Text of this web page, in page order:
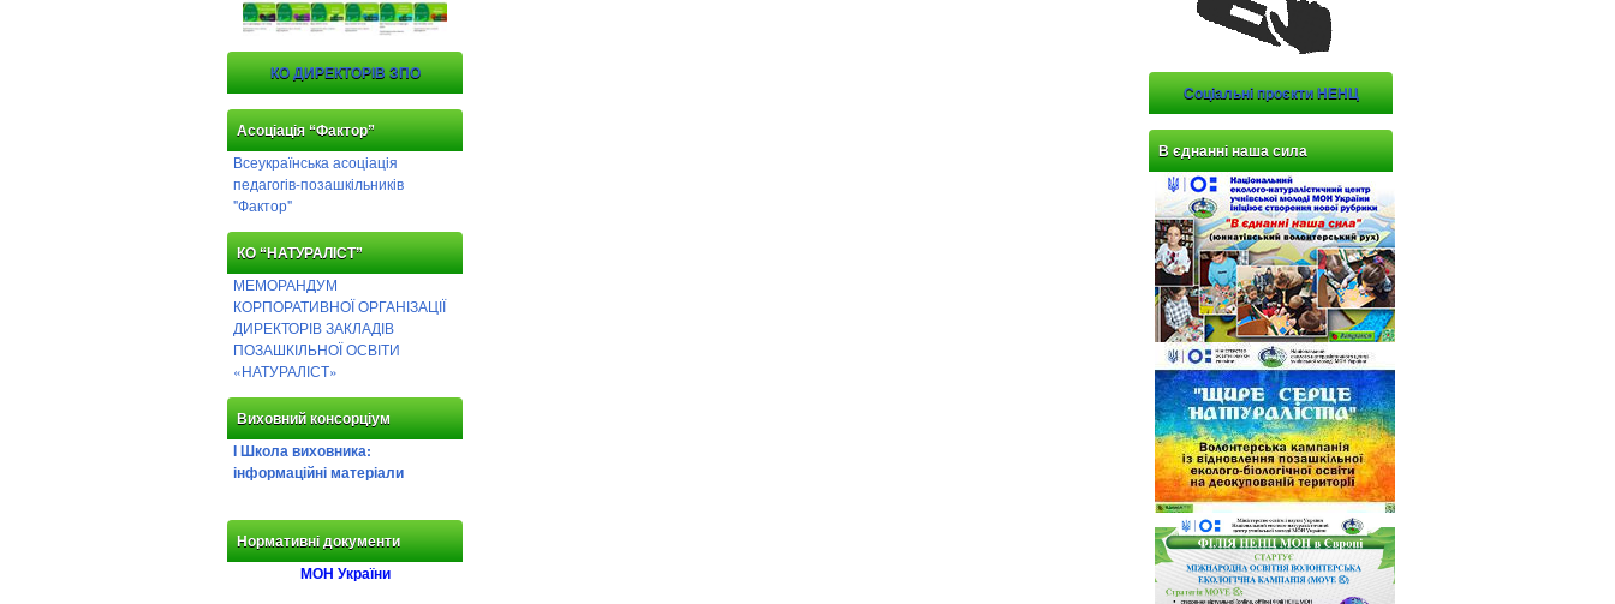
КО ДИРЕКТОРІВ ЗПО
Асоціація “Фактор”
Всеукраїнська асоціація
педагогів-позашкільників
"Фактор"
КО “НАТУРАЛІСТ”
МЕМОРАНДУМ
КОРПОРАТИВНОЇ ОРГАНІЗАЦІЇ
ДИРЕКТОРІВ ЗАКЛАДІВ
ПОЗАШКІЛЬНОЇ ОСВІТИ
«НАТУРАЛІСТ»
Виховний консорціум
І Школа виховника:
інформаційні матеріали
Нормативні документи
МОН України
Соціальні проєкти НЕНЦ
В єднанні наша сила